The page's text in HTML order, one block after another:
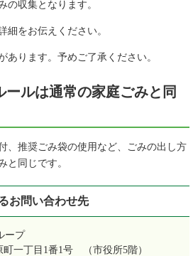
の収集となります。
をお伝えください。
ります。予めご了承ください。
ールは通常の家庭ごみと同
、推奨ごみ袋の使用など、ごみの出し方
と同じです。
お問い合わせ先
ープ
町一丁目1番1号 （市役所5階）